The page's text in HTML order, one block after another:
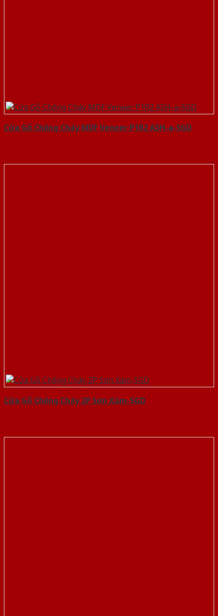
Cửa Gỗ Chống Cháy MDF Veneer P1R2 ASH-a-SGD
Cửa Gỗ Chống Cháy 2P Sơn Xám-SGD